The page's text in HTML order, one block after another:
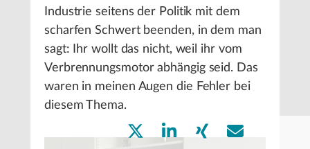
Industrie seitens der Politik mit dem
scharfen Schwert beenden, in dem man
sagt: Ihr wollt das nicht, weil ihr vom
Verbrennungsmotor abhängig seid. Das
waren in meinen Augen die Fehler bei
diesem Thema.